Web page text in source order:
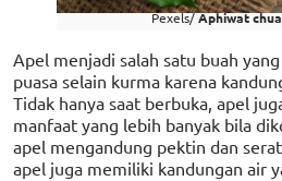
Pexels/Aphiwat
Apel menjadi salah satu buah
puasa selain kurma karena
Tidak hanya saat berbuka, apel
manfaat yang lebih banyak bila
apel mengandung pektin dan
apel juga memiliki kandungan air